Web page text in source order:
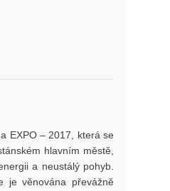
EXPO – 2017, která se
hlavním městě,
a neustálý pohyb.
je věnována převážně